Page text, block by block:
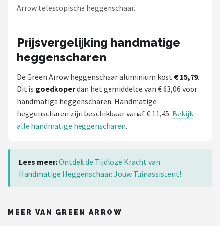
Arrow telescopische heggenschaar.
Prijsvergelijking handmatige
heggenscharen
De Green Arrow heggenschaar aluminium kost € 15,79.
Dit is goedkoperdan het gemiddelde van € 63,06 voor
handmatige heggenscharen. Handmatige
heggenscharen zijn beschikbaar vanaf € 11,45. Bekijk
alle handmatige heggenscharen.
Lees meer:Ontdek de Tijdloze Kracht van
Handmatige Heggenschaar: Jouw Tuinassistent!
MEER VAN GREEN ARROW